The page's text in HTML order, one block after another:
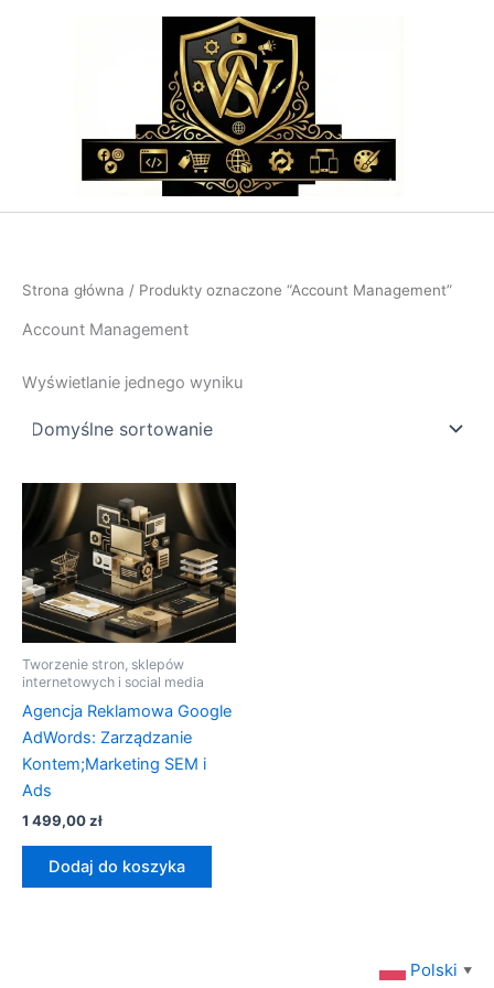
Strona główna / Produkty oznaczone “Account Management”
Account Management
Wyświetlanie jednego wyniku
Tworzenie stron, sklepów
internetowych i social media
Agencja Reklamowa Google
AdWords: Zarządzanie
Kontem;Marketing SEM i
Ads
1 499,00zł
Dodaj do koszyka
Polski ▼